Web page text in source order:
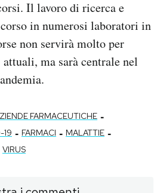
Il lavoro di ricerca e
in numerosi laboratori in
non servirà molto per
ma sarà centrale nel
FARMACEUTICHE -
19 - FARMACI - MALATTIE -
VIRUS